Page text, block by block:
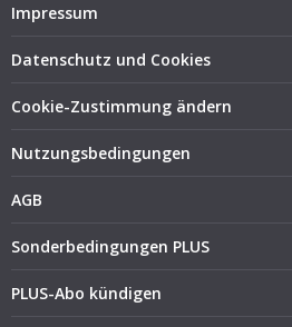
Impressum
Datenschutz und Cookies
Cookie-Zustimmung ändern
Nutzungsbedingungen
AGB
Sonderbedingungen PLUS
PLUS-Abo kündigen